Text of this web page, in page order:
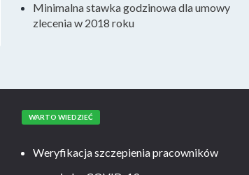
Minimalna stawka godzinowa dla umowy
zlecenia w 2018 roku
WARTO WIEDZIEĆ
Weryfikacja szczepienia pracowników